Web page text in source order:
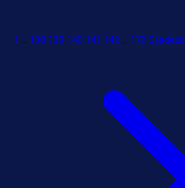
1 ... 138 139 140 141 142 ... 172 Sljedeća